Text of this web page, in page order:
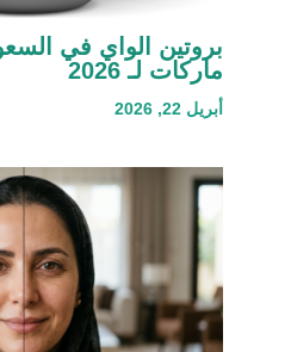
ماركات لـ 2026
أبريل 22, 2026